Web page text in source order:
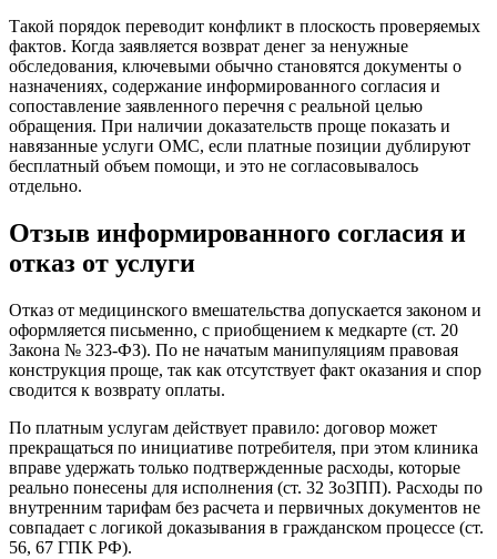
Такой порядок переводит конфликт в плоскость проверяемых
фактов. Когда заявляется возврат денег за ненужные
обследования, ключевыми обычно становятся документы о
назначениях, содержание информированного согласия и
сопоставление заявленного перечня с реальной целью
обращения. При наличии доказательств проще показать и
навязанные услуги ОМС, если платные позиции дублируют
бесплатный объем помощи, и это не согласовывалось
отдельно.
Отзыв информированного согласия и
отказ от услуги
Отказ от медицинского вмешательства допускается законом и
оформляется письменно, с приобщением к медкарте (ст. 20
Закона № 323-ФЗ). По не начатым манипуляциям правовая
конструкция проще, так как отсутствует факт оказания и спор
сводится к возврату оплаты.
По платным услугам действует правило: договор может
прекращаться по инициативе потребителя, при этом клиника
вправе удержать только подтвержденные расходы, которые
реально понесены для исполнения (ст. 32 ЗоЗПП). Расходы по
внутренним тарифам без расчета и первичных документов не
совпадает с логикой доказывания в гражданском процессе (ст.
56, 67 ГПК РФ).